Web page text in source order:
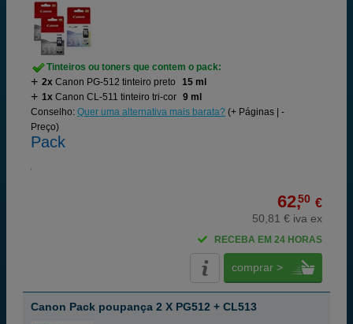
Tinteiros ou toners que contem o pack:
2x Canon PG-512 tinteiro preto
15 ml
1x Canon CL-511 tinteiro tri-cor 9 ml
Conselho: Quer uma alternativa mais barata? (+ Páginas | -
Preço)
Pack
62,50 €
50,81 € iva ex
RECEBA EM 24 HORAS
comprar >
Canon Pack poupança 2 X PG512 + CL513